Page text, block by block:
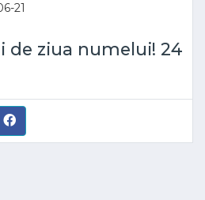
21
de ziua numelui! 24